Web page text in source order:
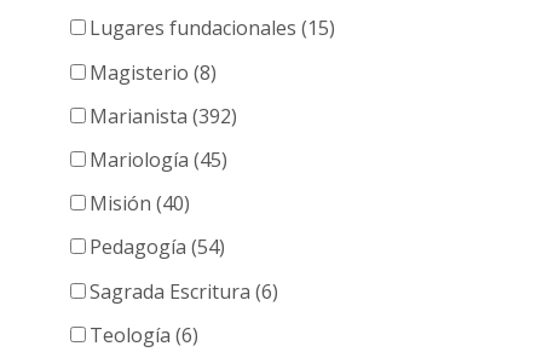
Lugares fundacionales (15)
Magisterio (8)
Marianista (392)
Mariología (45)
Misión (40)
Pedagogía (54)
Sagrada Escritura (6)
Teología (6)